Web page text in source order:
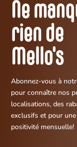
Ne
rien de
Mello's
Abonnez-vous à
pour connaître nos
localisations, des
exclusifs et pour
positivité mensuelle!